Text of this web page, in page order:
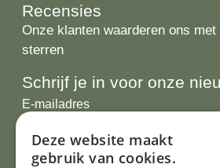
Recensies
Onze klanten waarderen ons
sterren
Schrijf je in voor onze
E-
mailadres
Deze website maakt
gebruik van cookies.